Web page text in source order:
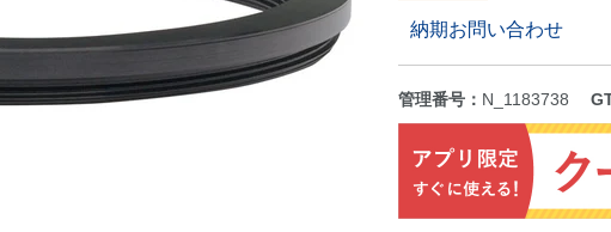
納期お問い合わせ
管理番号： N_1183738